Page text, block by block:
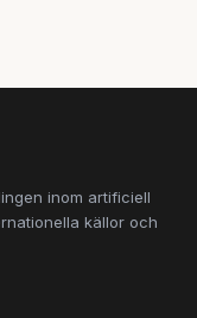
inom artificiell
källor och